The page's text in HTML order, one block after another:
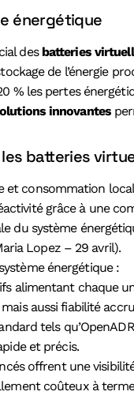
énergétique
des batteries
de l’énergie
% les pertes
innovantes
batteries
consommation
grâce à une
du système
Lopez – 29 avril).
énergétique :
alimentant chaque
aussi fiabilité
tels
et précis.
offrent une
coûteux à